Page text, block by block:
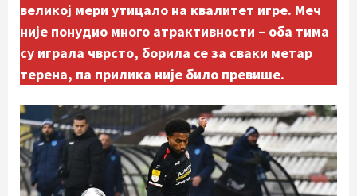
великој мери утицало на квалитет игре. Меч
није понудио много атрактивности – оба тима
су играла чврсто, борила се за сваки метар
терена, па прилика није било превише.